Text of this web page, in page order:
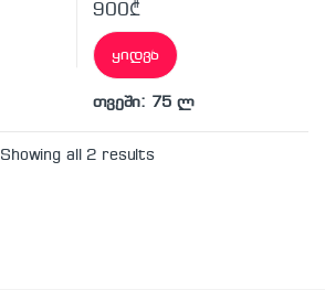
900₾
ყიდვა
თვეში: 75 ლ
Showing all 2 results